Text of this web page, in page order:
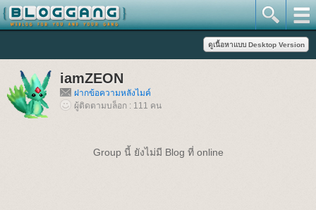
iamZEON
ฝากข้อความหลังไมค์
ผู้ติดตามบล็อก : 111 คน
Group นี้ ยังไม่มี Blog ที่ online